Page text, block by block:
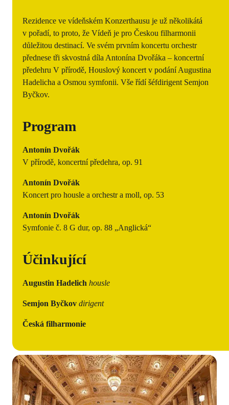
Rezidence ve vídeňském Konzerthausu je už několikátá
v pořadí, to proto, že Vídeň je pro Českou filharmonii
důležitou destinací. Ve svém prvním koncertu orchestr
přednese tři skvostná díla Antonína Dvořáka – koncertní
předehru V přírodě, Houslový koncert v podání Augustina
Hadelicha a Osmou symfonii. Vše řídí šéfdirigent Semjon
Byčkov.
Program
Antonín Dvořák
V přírodě, koncertní předehra, op. 91
Antonín Dvořák
Koncert pro housle a orchestr a moll, op. 53
Antonín Dvořák
Symfonie č. 8 G dur, op. 88 „Anglická“
Účinkující
Augustin Hadelich housle
Semjon Byčkov dirigent
Česká filharmonie